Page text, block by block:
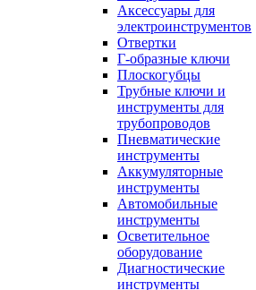
Аксессуары для
электроинструментов
Отвертки
Г-образные ключи
Плоскогубцы
Трубные ключи и
инструменты для
трубопроводов
Пневматические
инструменты
Аккумуляторные
инструменты
Автомобильные
инструменты
Осветительное
оборудование
Диагностические
инструменты